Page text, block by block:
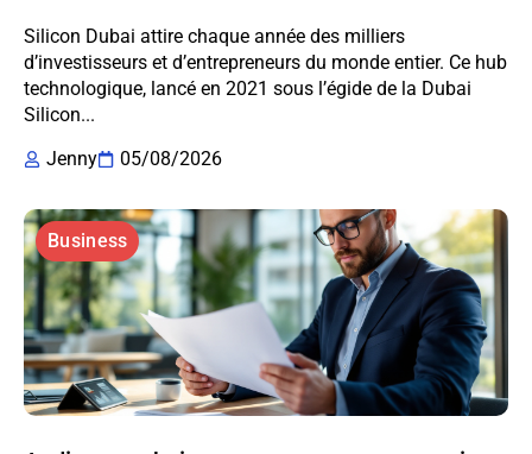
Silicon Dubai attire chaque année des milliers
d’investisseurs et d’entrepreneurs du monde entier. Ce hub
technologique, lancé en 2021 sous l’égide de la Dubai
Silicon...
Jenny
05/08/2026
Business